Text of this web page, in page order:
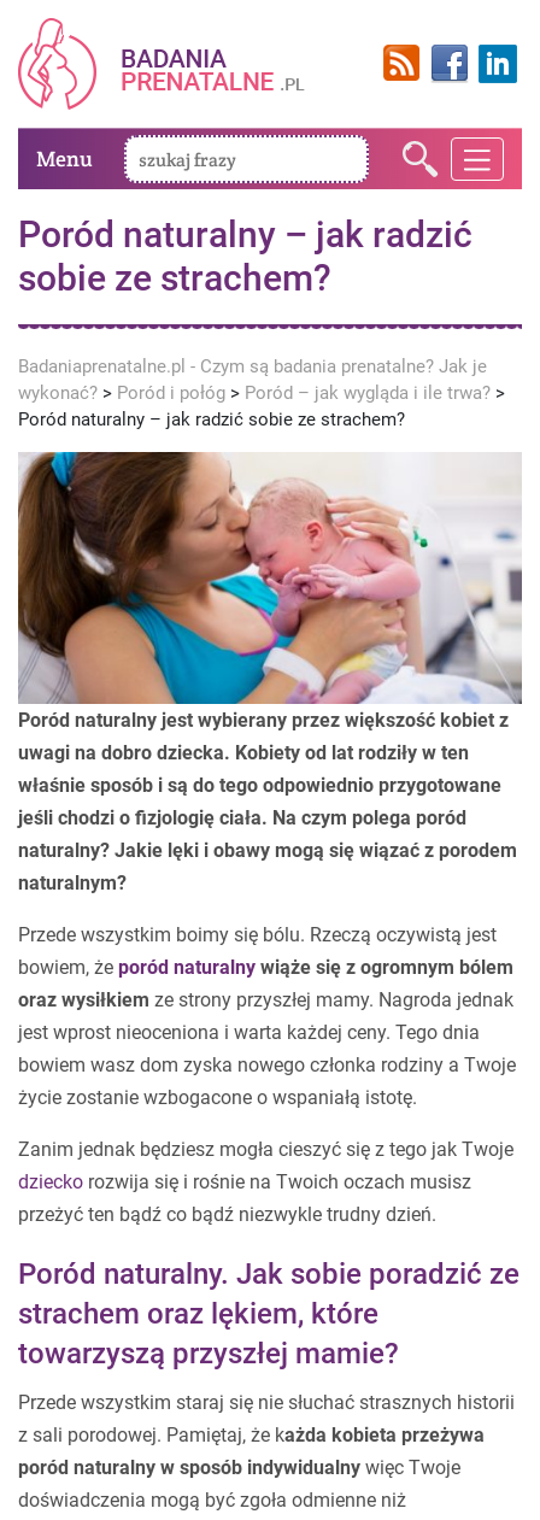
Menu
Poród naturalny – jak radzić
sobie ze strachem?
Badaniaprenatalne.pl - Czym są badania prenatalne? Jak je
wykonać? > Poród i połóg > Poród – jak wygląda i ile trwa? >
Poród naturalny – jak radzić sobie ze strachem?
Poród naturalny jest wybierany przez większość kobiet z
uwagi na dobro dziecka. Kobiety od lat rodziły w ten
właśnie sposób i są do tego odpowiednio przygotowane
jeśli chodzi o fizjologię ciała. Na czym polega poród
naturalny? Jakie lęki i obawy mogą się wiązać z porodem
naturalnym?
Przede wszystkim boimy się bólu. Rzeczą oczywistą jest
bowiem, że poród naturalny wiąże się z ogromnym bólem
oraz wysiłkiem ze strony przyszłej mamy. Nagroda jednak
jest wprost nieoceniona i warta każdej ceny. Tego dnia
bowiem wasz dom zyska nowego członka rodziny a Twoje
życie zostanie wzbogacone o wspaniałą istotę.
Zanim jednak będziesz mogła cieszyć się z tego jak Twoje
dziecko rozwija się i rośnie na Twoich oczach musisz
przeżyć ten bądź co bądź niezwykle trudny dzień.
Poród naturalny. Jak sobie poradzić ze
strachem oraz lękiem, które
towarzyszą przyszłej mamie?
Przede wszystkim staraj się nie słuchać strasznych historii
z sali porodowej. Pamiętaj, że każda kobieta przeżywa
poród naturalny w sposób indywidualny więc Twoje
doświadczenia mogą być zgoła odmienne niż